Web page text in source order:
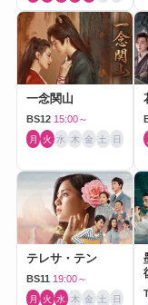
一念関山
BS12 15:00～
月 火 水 木 金 土 日
テレサ・テン
BS11 19:00～
月 火 水 木 金 土 日